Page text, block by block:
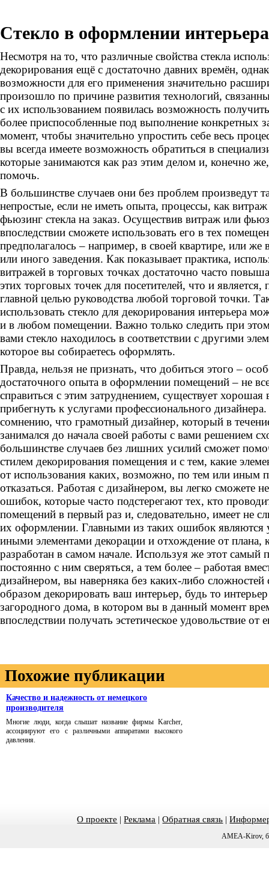
Стекло в оформлении интерьера
Несмотря на то, что различные свойства стекла
декорирования ещё с достаточно давних времён,
возможности для его применения значительно
произошло по причине развития технологий,
с их использованием появилась возможность
более приспособленные под выполнение конкретных
момент, чтобы значительно упростить себе весь
вы всегда имеете возможность обратиться в
которые занимаются как раз этим делом и, конечно
помочь.
В большинстве случаев они без проблем произведут
непростые, если не иметь опыта, процессы, как витраж
фьюзинг стекла на заказ. Осуществив витраж или
впоследствии сможете использовать его в тех
предполагалось – например, в своей квартире, или же
или иного заведения. Как показывает практика,
витражей в торговых точках достаточно часто
этих торговых точек для посетителей, что и
главной целью руководства любой торговой точки.
использовать стекло для декорирования интерьера
и в любом помещении. Важно только следить при
вами стекло находилось в соответствии с другими
которое вы собираетесь оформлять.
Правда, нельзя не признать, что добиться этого –
достаточного опыта в оформлении помещений – не
справиться с этим затруднением, существует хорошая
прибегнуть к услугами профессионального
сомнению, что грамотный дизайнер, который в
занимался до начала своей работы с вами решением
большинстве случаев без лишних усилий сможет
стилем декорирования помещения и с тем, какие
от использования каких, возможно, по тем или иным
отказаться. Работая с дизайнером, вы легко сможете
ошибок, которые часто подстерегают тех, кто
помещений в первый раз и, следовательно, имеет не
их оформлении. Главными из таких ошибок являются
иными элементами декорации и отхождение от плана,
разработан в самом начале. Используя же этот самый
постоянно с ним сверяться, а тем более – работая
дизайнером, вы наверняка без каких-либо
образом декорировать ваш интерьер, будь то
загородного дома, в котором вы в данный момент
впоследствии получать эстетическое удовольствие от
Похожие публикации
Качество и надежность от немецкого
производителя
Многие люди, когда слышат название фирмы Karcher,
ассоциируют его с различными аппаратами высокого
давления.
О проекте |Реклама |Обратная связь |
AMEA-Kirov,